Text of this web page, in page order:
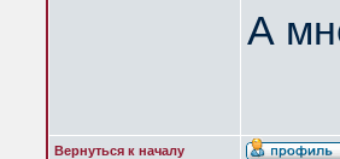
А
Вернуться к началу